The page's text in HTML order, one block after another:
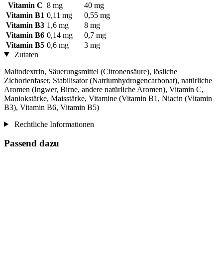
Vitamin C 8 mg
40 mg
Vitamin B1 0,11 mg
0,55 mg
Vitamin B3 1,6 mg
8 mg
Vitamin B6 0,14 mg
0,7 mg
Vitamin B5 0,6 mg
3 mg
Zutaten
Maltodextrin, Säuerungsmittel (Citronensäure), lösliche
Zichorienfaser, Stabilisator (Natriumhydrogencarbonat), natürliche
Aromen (Ingwer, Birne, andere natürliche Aromen), Vitamin C,
Maniokstärke, Maisstärke, Vitamine (Vitamin B1, Niacin (Vitamin
B3), Vitamin B6, Vitamin B5)
Rechtliche Informationen
Passend dazu